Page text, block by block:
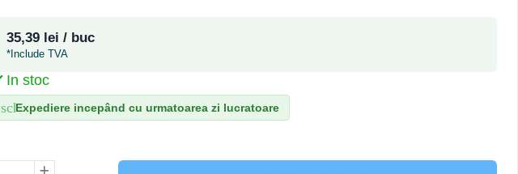
35,39 lei / buc
*Include TVA
In stoc
schedule
Expediere incepând cu urmatoarea zi lucratoare